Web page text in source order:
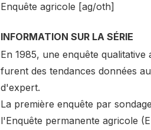
Enquête agricole [ag/oth]
INFORMATION SUR LA SÉRIE
En 1985, une enquête
furent des tendances données
d'expert.
La première enquête par
l'Enquête permanente agricole